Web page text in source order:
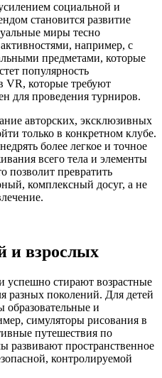
социальной и
становится развитие
миры тесно
например, с
предметами, которые
популярность
VR, которые требуют
для проведения турниров.
авторских, эксклюзивных
только в конкретном клубе.
более легкое и точное
всего тела и элементы
позволит превратить
комплексный досуг, а не
и взрослых
успешно стирают возрастные
разных поколений. Для детей
образовательные и
симуляторы рисования в
путешествия по
пространственное
контролируемой